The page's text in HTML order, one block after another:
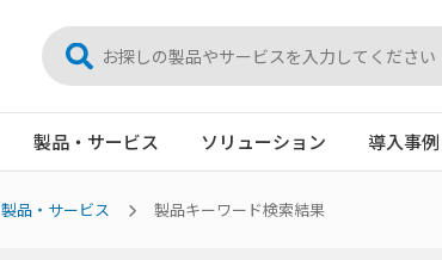
製品・サービス ソリューション 導入事例
製品・サービス 製品キーワード検索結果